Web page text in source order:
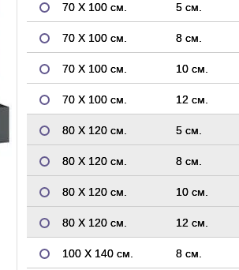
70 Х 100 см. 5 см.
70 Х 100 см. 8 см.
70 Х 100 см. 10 см.
70 Х 100 см. 12 см.
80 Х 120 см. 5 см.
80 Х 120 см. 8 см.
80 Х 120 см. 10 см.
80 Х 120 см. 12 см.
100 Х 140 см. 8 см.